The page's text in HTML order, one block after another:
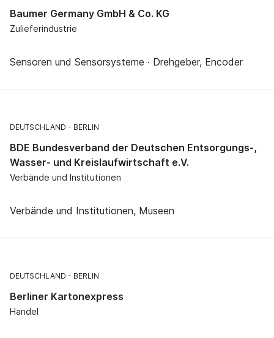
Baumer Germany GmbH & Co. KG
Zulieferindustrie
Sensoren und Sensorsysteme · Drehgeber, Encoder
DEUTSCHLAND BERLIN
BDE Bundesverband der Deutschen Entsorgungs-,
Wasser- und Kreislaufwirtschaft e.V.
Verbände und Institutionen
Verbände und Institutionen, Museen
DEUTSCHLAND BERLIN
Berliner Kartonexpress
Handel